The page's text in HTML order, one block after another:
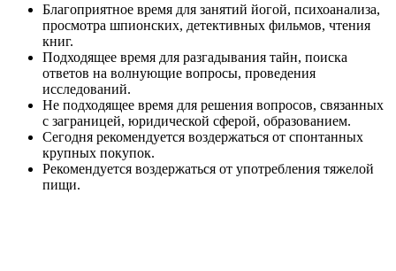
Благоприятное время для занятий йогой, психоанализа,
просмотра шпионских, детективных фильмов, чтения
книг.
Подходящее время для разгадывания тайн, поиска
ответов на волнующие вопросы, проведения
исследований.
Не подходящее время для решения вопросов, связанных
с заграницей, юридической сферой, образованием.
Сегодня рекомендуется воздержаться от спонтанных
крупных покупок.
Рекомендуется воздержаться от употребления тяжелой
пищи.